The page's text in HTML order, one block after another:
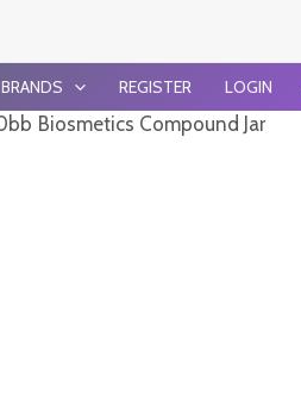
BRANDS REGISTER LOGIN
Biosmetics Compound Jar